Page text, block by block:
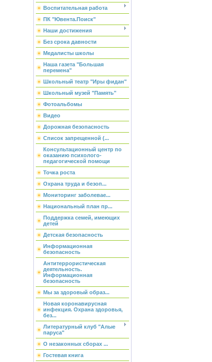
Воспитательная работа
ПК "Ювента.Поиск"
Наши достижения
Без срока давности
Медалисты школы
Наша газета "Большая
перемена"
Школьный театр "Иры фидан"
Школьный музей "Память"
Фотоальбомы
Видео
Дорожная безопасность
Список запрещенной (...
Консультационный центр по
оказанию психолого-
педагогической помощи
Точка роста
Охрана труда и безоп...
Мониторинг заболевае...
Национальный план пр...
Поддержка семей, имеющих
детей
Детская безопасность
Информационная
безопасность
Антитеррористическая
деятельность.
Информационная
безопасность
Мы за здоровый образ...
Новая коронавирусная
инфекция. Охрана здоровья,
без...
Литературный клуб "Алые
паруса"
О незаконных сборах ...
Гостевая книга